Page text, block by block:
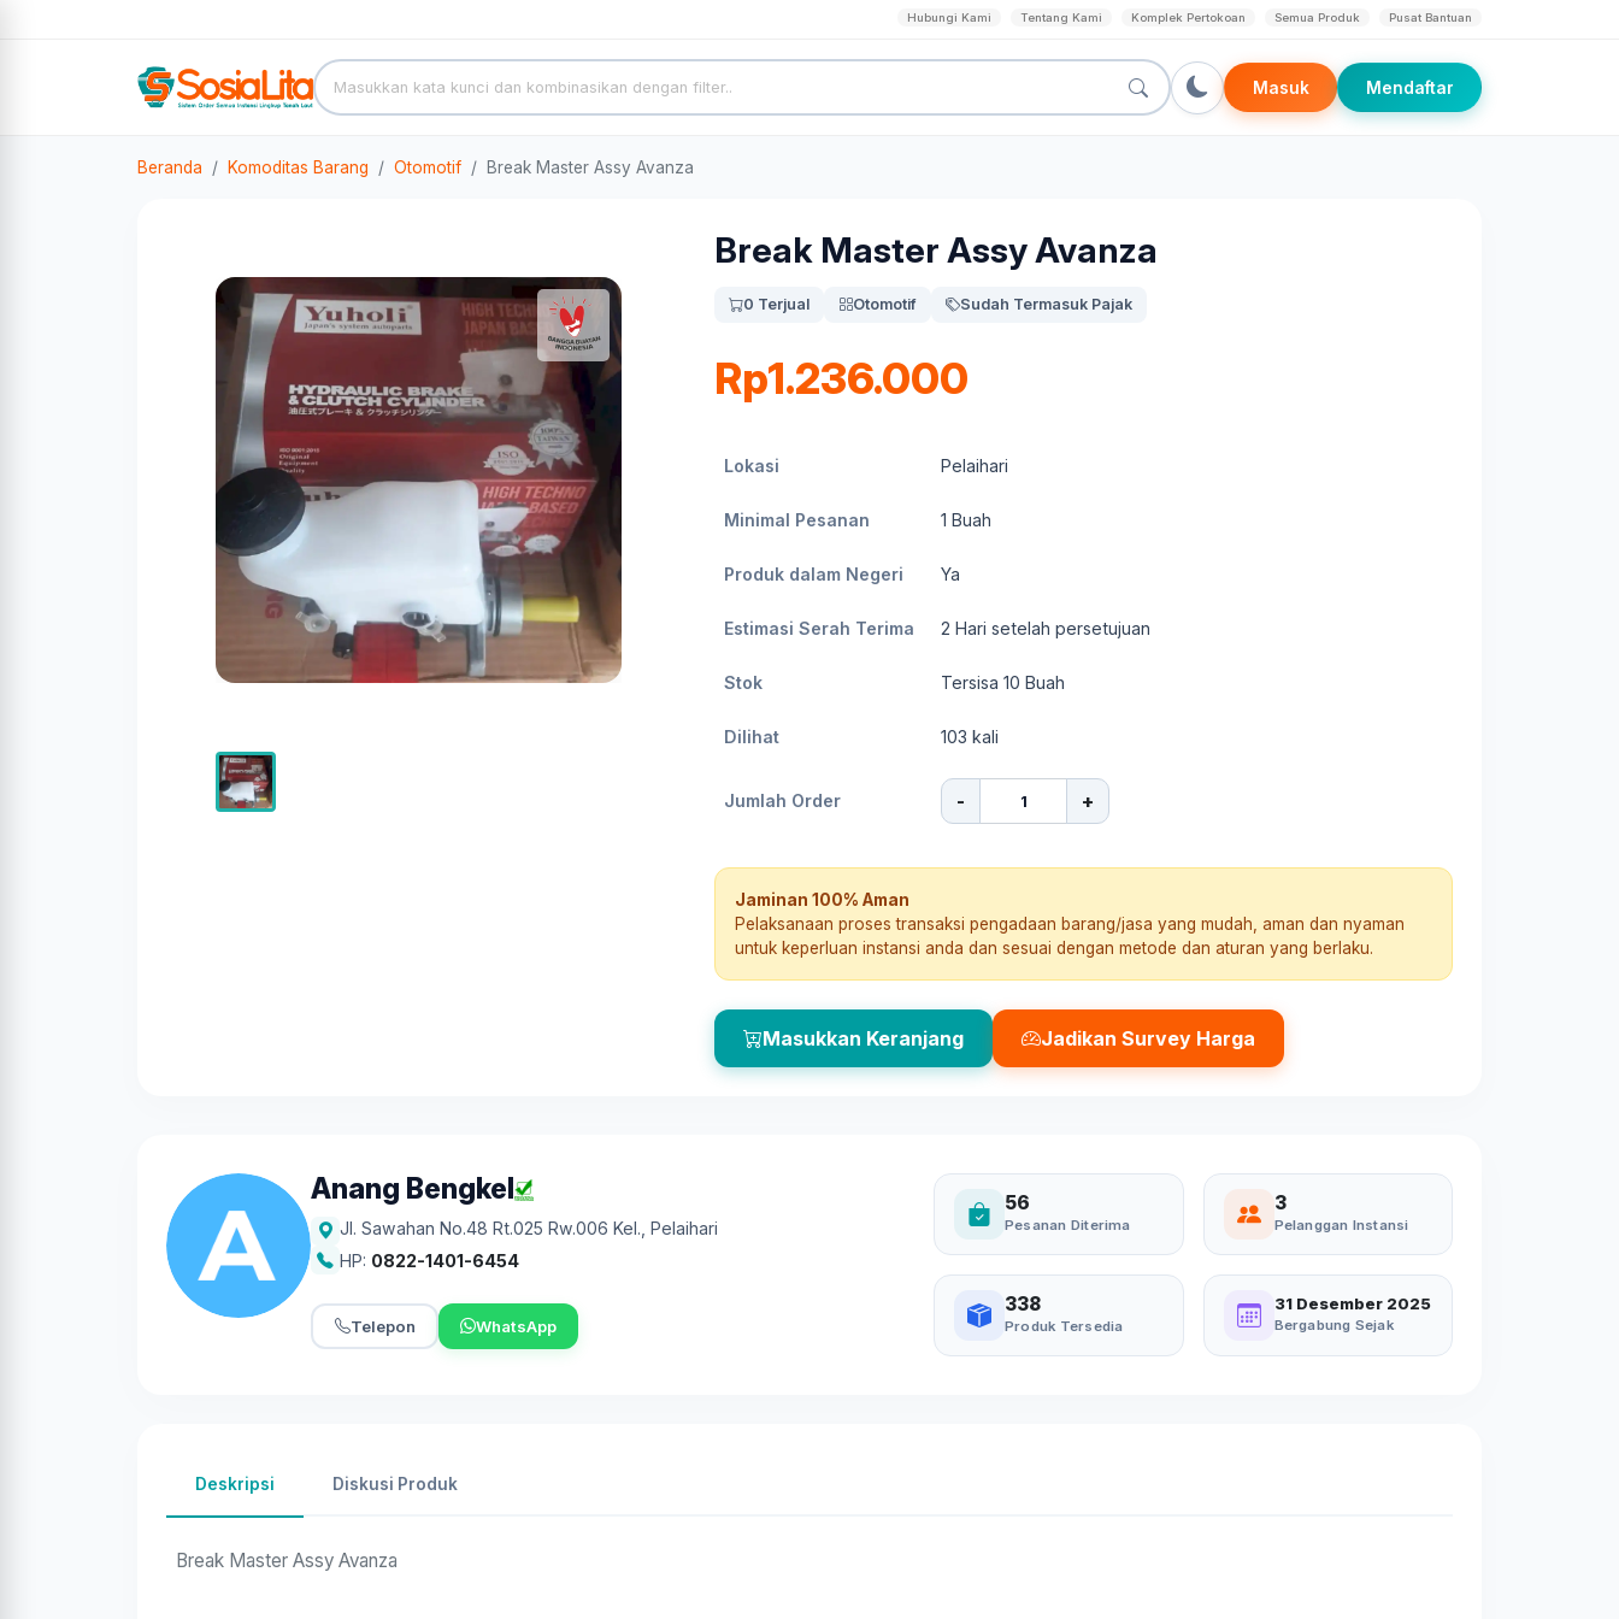
Hubungi Kami Tentang Kami Komplek Pertokoan Semua Produk Pusat Bantuan
Masuk Mendaftar
Beranda Komoditas Barang Otomotif Break Master Assy Avanza
Break Master Assy Avanza
0 Terjual Otomotif Sudah Termasuk Pajak
Rp1.236.000
Lokasi Pelaihari
Minimal Pesanan 1 Buah
Produk dalam Negeri Ya
Estimasi Serah Terima 2 Hari setelah persetujuan
Stok Tersisa 10 Buah
Dilihat 103 kali
Jumlah Order - +
Jaminan 100% Aman
Pelaksanaan proses transaksi pengadaan barang/jasa yang mudah, aman dan nyaman
untuk keperluan instansi anda dan sesuai dengan metode dan aturan yang berlaku.
Masukkan Keranjang Jadikan Survey Harga
Anang Bengkel
Jl. Sawahan No.48 Rt.025 Rw.006 Kel. Pelaihari
HP: 0822-1401-6454
Telepon WhatsApp
56
Pesanan Diterima
3
Pelanggan Instansi
338
Produk Tersedia
31 Desember 2025
Bergabung Sejak
Deskripsi Diskusi Produk
Break Master Assy Avanza